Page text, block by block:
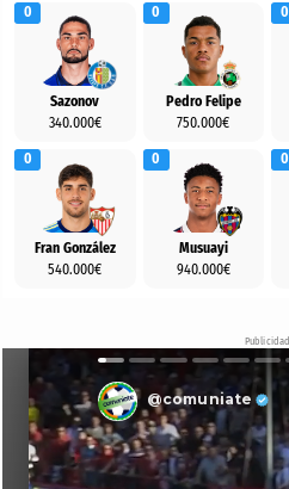
Sazonov
340.000€
0
Pedro Felipe
750.000€
0 0
Fran González
540.000€
0
Musuayi
940.000€
0 0
Publicidad
@comuniate